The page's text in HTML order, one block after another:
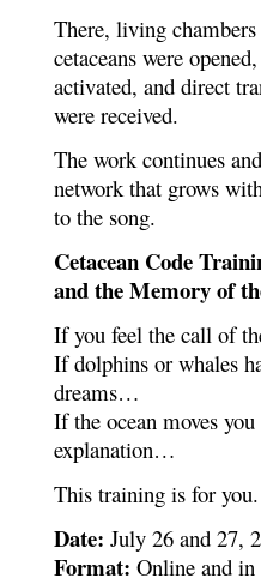
There, living
cetaceans were
activated, and direct
were received.
The work continues
network that grows
to the song.
Cetacean Code
and the Memory of
If you feel the call of
If dolphins or whales
dreams…
If the ocean moves
explanation…
This training is for you.
Date: July 26 and 27,
Format: Online and